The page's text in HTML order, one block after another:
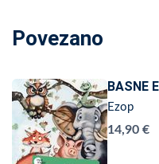
Povezano
BASNE
Ezop
14,90 €